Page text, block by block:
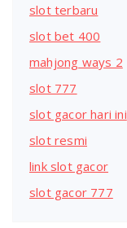
slot terbaru
slot bet 400
mahjong ways 2
slot 777
slot gacor hari ini
slot resmi
link slot gacor
slot gacor 777